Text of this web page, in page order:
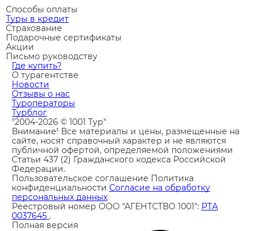
Способы оплаты
Туры в кредит
Страхование
Подарочные сертификаты
Акции
Письмо руководству
Где купить?
О турагентстве
Новости
Отзывы о нас
Туроператоры
Турблог
"2004-2026 © 1001 Тур"
Внимание! Все материалы и цены, размещенные на
сайте, носят справочный характер и не являются
публичной офертой, определяемой положениями
Статьи 437 (2) Гражданского кодекса Российской
Федерации.
Пользовательское соглашение Политика
конфиденциальности Согласие на обработку
персональных данных
Реестровый номер ООО "АГЕНТСТВО 1001": РТА
0037645 .
Полная версия